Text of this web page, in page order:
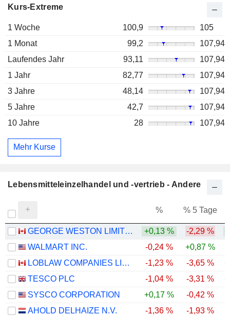
Kurs-Extreme
1 Woche 100,9
105
1 Monat
99,2
107,94
Laufendes Jahr
93,11
107,94
1 Jahr
82,77
107,94
3 Jahre
48,14
107,94
5 Jahre
42,7
107,94
10 Jahre
28 107,94
Mehr Kurse
Lebensmitteleinzelhandel und -vertrieb - Andere
% % 5 Tage
GEORGE WESTON LIMITED +0,13 % -2,29 %
WALMART INC.
-0,24 % +0,87 %
LOBLAW COMPANIES LIMITED
-1,23 % -3,65 %
TESCO PLC
-1,04 % -3,31 %
SYSCO CORPORATION
+0,17 % -0,42 %
AHOLD DELHAIZE N.V.
-1,36 % -1,93 %